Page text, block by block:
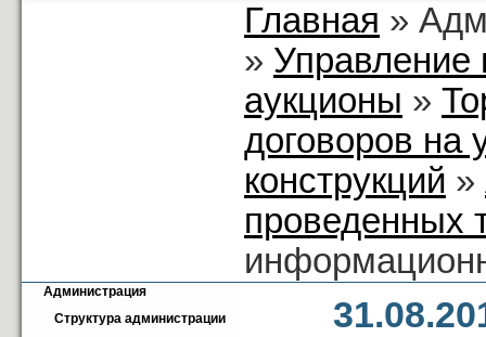
Главная »
» Управление
аукционы »
договоров на
конструкций »
проведенных
Администрация
Структура администрации